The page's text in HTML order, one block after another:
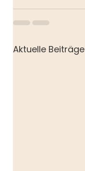
Aktuelle Beiträge